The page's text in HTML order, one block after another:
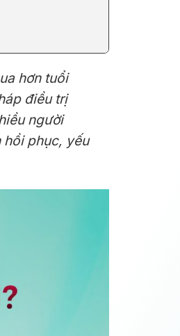
hơn tuổi
điều trị
người
phục, yếu